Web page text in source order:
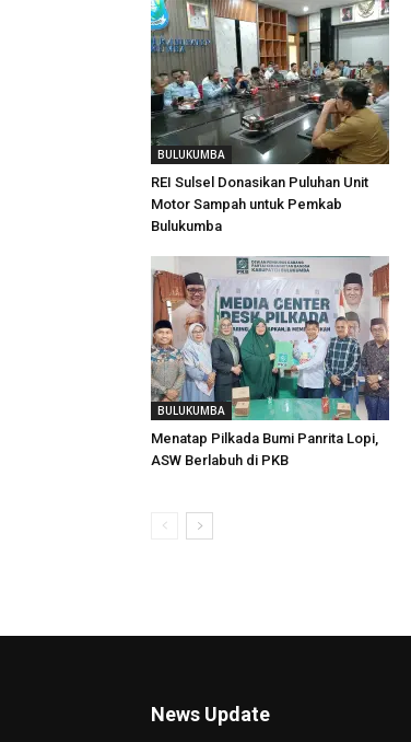
BULUKUMBA
REI Sulsel Donasikan Puluhan Unit
Motor Sampah untuk Pemkab
Bulukumba
BULUKUMBA
Menatap Pilkada Bumi Panrita Lopi,
ASW Berlabuh di PKB
News Update